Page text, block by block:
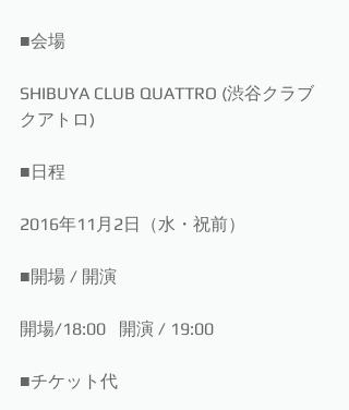
■会場
SHIBUYA CLUB QUATTRO (渋谷クラブ
クアトロ)
■日程
2016年11月2日（水・祝前）
■開場 / 開演
開場/18:00   開演 / 19:00
■チケット代